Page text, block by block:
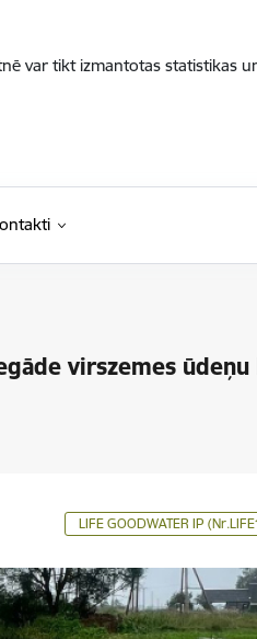
var tikt izmantotas statistikas
virszemes
LIFE GOODWATER IP